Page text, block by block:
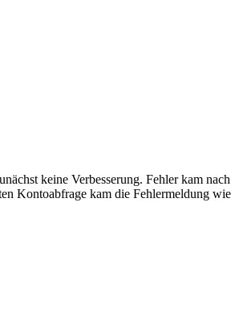
keine Verbesserung. Fehler kam
Kontoabfrage kam die Fehlermeldung